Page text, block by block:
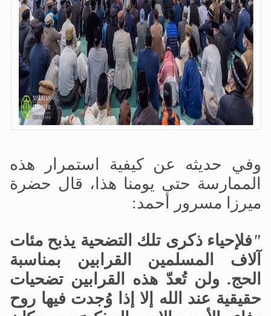
وفي حديثه عن كيفية استمرار هذه
الممارسة حتى يومنا هذا، قال حضرة
ميرزا مسرور أحمد:
"فلإحياء ذكرى تلك التضحية يذبح مئات
آلاف المسلمين القرابين بمناسبة
الحج. ولن تُعدّ هذه القرابين تضحيات
حقيقية عند الله إلا إذا وُجدت فيها روح